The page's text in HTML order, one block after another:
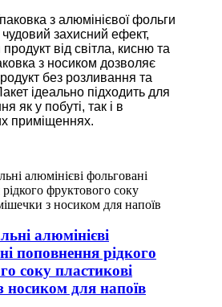
з алюмінієвої фольги
чудовий захисний ефект,
від світла, кисню та
з носиком дозволяє
без розливання та
ідеально підходить для
як у побуті, так і в
приміщеннях.
алюмінієві
поповнення рідкого
соку пластикові
носиком для напоїв